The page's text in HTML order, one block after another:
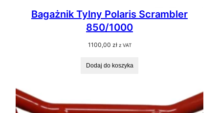
Bagażnik Tylny Polaris Scrambler
850/1000
1100,00 zł z VAT
Dodaj do koszyka